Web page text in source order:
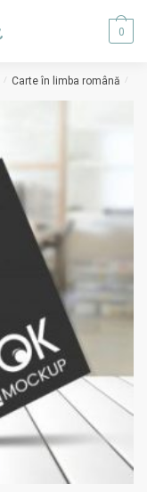
0
/ Carte în limba română /